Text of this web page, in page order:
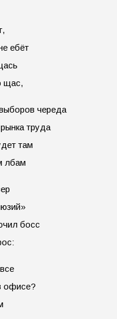
ебёт
щас,
череда
труда
там
лбам
босс
офисе?